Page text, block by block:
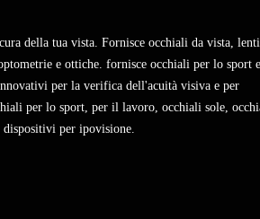
della tua vista. Fornisce occhiali da vista,
e ottiche. fornisce occhiali per lo sport
per la verifica dell'acuità visiva e per
per lo sport, per il lavoro, occhiali sole,
per ipovisione.